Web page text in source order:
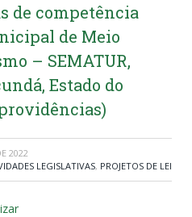
de competência
de Meio
– SEMATUR,
Estado do
2022
LEGISLATIVAS, PROJETOS DE LEI